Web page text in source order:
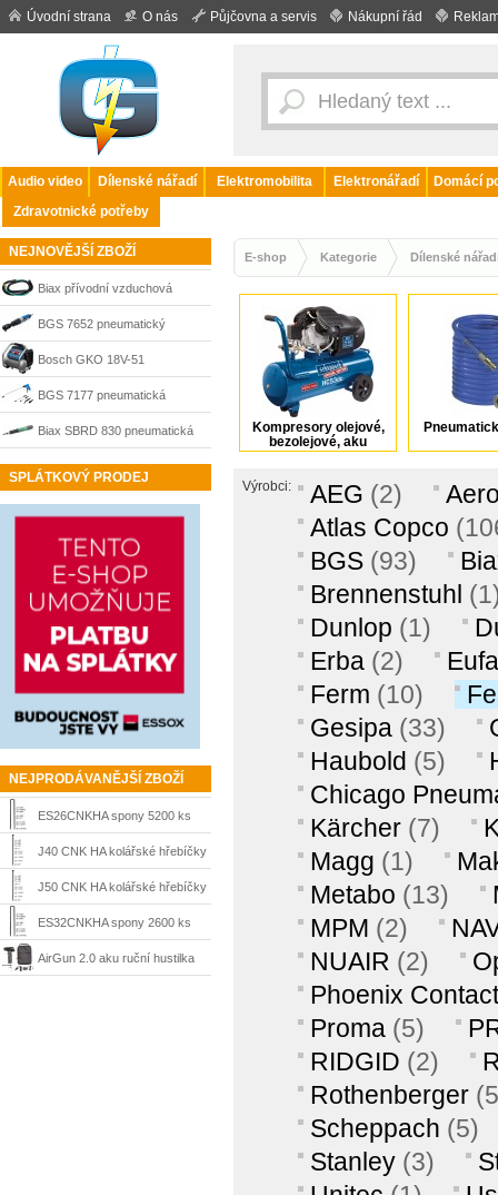
Úvodní strana O nás Půjčovna a servis Nákupní řád
Audio video Dílenské nářadí Elektromobilita Elektronářadí
Domácí
Zdravotnické potřeby
NEJNOVĚJŠÍ ZBOŽÍ
Biax přívodní vzduchová
hadice 001366577
BGS 7652 pneumatický
ráčnový šroubovák 1/2“ 67,5
Nm
Bosch GKO 18V-51
Professional akumulátorový
kompresor 18 V, bez
BGS 7177 pneumatická
ofukovací pistole s 5 nástavci
Biax SBRD 830 pneumatická
dvouruční bruska 30 000
SPLÁTKOVÝ PRODEJ
NEJPRODÁVANĚJŠÍ ZBOŽÍ
ES26CNKHA spony 5200 ks
Prebena
J40 CNK HA kolářské hřebíčky
Prebena
J50 CNK HA kolářské hřebíčky
4000 ks Prebena
ES32CNKHA spony 2600 ks
Prebena
AirGun 2.0 aku ruční hustilka
E-shop Kategorie Dílenské
Kompresory olejové,
bezolejové, aku
Výrobci: AEG (2)
Atlas Copco
BGS (93)
Brennenstuhl
Dunlop (1)
Erba (2)
Ferm (10)
Gesipa (33)
Haubold (5)
Chicago
Kärcher (7)
Magg (1)
Metabo (13)
MPM (2)
NUAIR (2)
Phoenix Contact
Proma (5)
RIDGID (2)
Rothenberger
Scheppach (5)
Stanley (3)